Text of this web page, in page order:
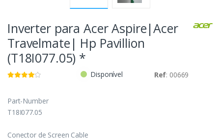
Inverter para Acer Aspire|Acer
Travelmate| Hp Pavillion
(T18I077.05) *
Disponível Ref: 00669
Part-Number
T18I077.05
Conector de Screen Cable